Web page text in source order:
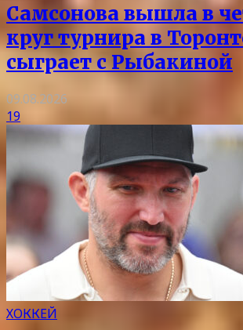
Самсонова вышла в
круг турнира в
сыграет с Рыбакиной
09.08.2026
19
ХОККЕЙ